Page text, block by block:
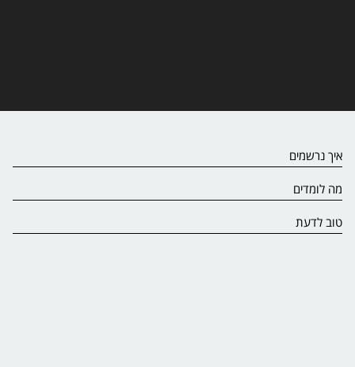
איך נרשמים
מה לומדים
טוב לדעת